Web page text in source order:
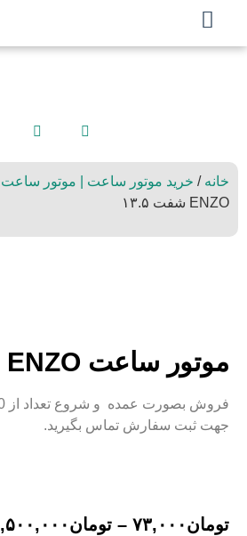
خانه / خرید موتور ساعت | موتور ساعت
ENZO شفت ۱۳.۵
موتور ساعت ENZO شفت ۱۳.۵
جهت ثبت سفارش تماس بگیرید.
تومان۷۳,۰۰۰ – تومان